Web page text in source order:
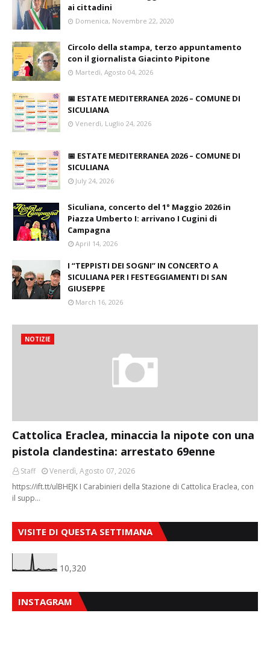
ai cittadini
Domenica, Novembre 22, 2020
Circolo della stampa, terzo appuntamento
con il giornalista Giacinto Pipitone
Martedì, Agosto 04, 2026
📅 ESTATE MEDITERRANEA 2026 – COMUNE DI
SICULIANA
Venerdì, Luglio 24, 2026
📅 ESTATE MEDITERRANEA 2026 – COMUNE DI
SICULIANA
July 24, 2026
Siculiana, concerto del 1° Maggio 2026 in
Piazza Umberto I: arrivano I Cugini di
Campagna
April 14, 2026
I “TEPPISTI DEI SOGNI” IN CONCERTO A
SICULIANA PER I FESTEGGIAMENTI DI SAN
GIUSEPPE
March 16, 2026
NOTIZIE
Cattolica Eraclea, minaccia la nipote con una
pistola clandestina: arrestato 69enne
Staff
Venerdì, Agosto 07, 2026
https://ift.tt/ulBHEJK I Carabinieri della Stazione di Cattolica Eraclea, con
il supp…
VISITE DI QUESTA SETTIMANA
10,320
INSTAGRAM